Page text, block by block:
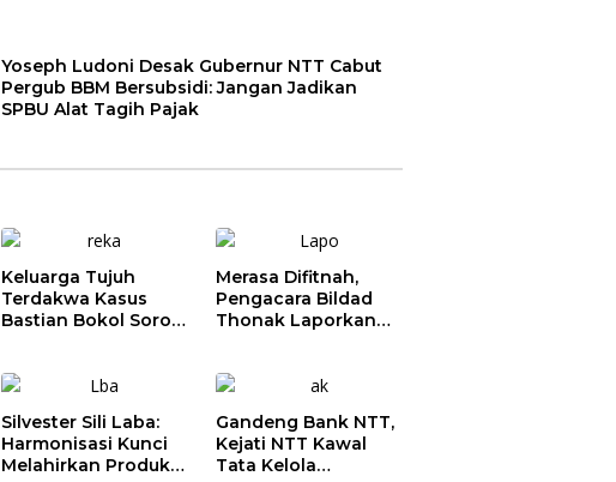
Yoseph Ludoni Desak Gubernur NTT Cabut
Pergub BBM Bersubsidi: Jangan Jadikan
SPBU Alat Tagih Pajak
Keluarga Tujuh
Terdakwa Kasus
Bastian Bokol Soroti
Hakim Bebaskan
Merasa Difitnah,
Pengacara Bildad
Thonak Laporkan
Silvester Sili Laba:
Harmonisasi Kunci
Melahirkan Produk
Gandeng Bank NTT,
Kejati NTT Kawal
Tata Kelola